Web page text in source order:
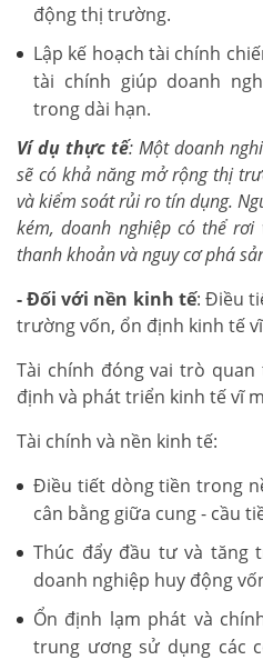
động thị trường.
Lập kế hoạch tài chính
tài chính giúp doanh
trong dài hạn.
Ví dụ thực tế: Một doanh
sẽ có khả năng mở rộng thị
và kiểm soát rủi ro tín dụng.
kém, doanh nghiệp có thể
thanh khoản và nguy cơ phá
- Đối với nền kinh tế: Điều
trường vốn, ổn định kinh tế
Tài chính đóng vai trò
định và phát triển kinh tế vĩ
Tài chính và nền kinh tế:
Điều tiết dòng tiền trong
cân bằng giữa cung - cầu
Thúc đẩy đầu tư và tăng
doanh nghiệp huy động
Ổn định lạm phát và
trung ương sử dụng các